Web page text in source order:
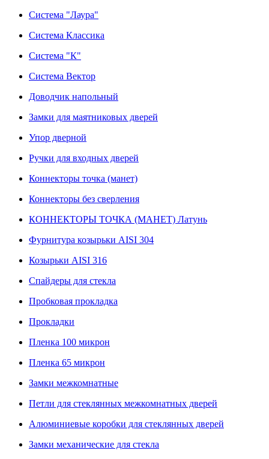
Система "Лаура"
Система Классика
Система "К"
Система Вектор
Доводчик напольный
Замки для маятниковых дверей
Упор дверной
Ручки для входных дверей
Коннекторы точка (манет)
Коннекторы без сверления
КОННЕКТОРЫ ТОЧКА (МАНЕТ) Латунь
Фурнитура козырьки AISI 304
Козырьки AISI 316
Спайдеры для стекла
Пробковая прокладка
Прокладки
Пленка 100 микрон
Пленка 65 микрон
Замки межкомнатные
Петли для стеклянных межкомнатных дверей
Алюминиевые коробки для стеклянных дверей
Замки механические для стекла